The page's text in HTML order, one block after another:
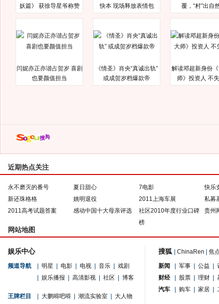
妖篇》 获徐导星爷称赞
快本 现场释放表情包
覆，“村”出自
闫妮亦正亦谐占贺岁 喜剧
也要颜值担当
《情圣》肖央“真诚出轨”
或成贺岁档爆款帝
解读邓超新身份
师》投资人 不
近期热点关注
永不磨灭的番号 夏日甜心 7电影
快乐
新还珠格格
姚明退役 2011上海车展
私募
2011高考试题答案
感动中国十大母亲评选
社区2010年度行业口碑
榜
贵州
网站地图
娱乐中心
频道导航 明星 电影 电视 音乐
戏剧
娱乐播报 高清影视 社区 博客
王牌栏目 大鹏嘚吧嘚 潮流实验室
大人物
搜狐 ChinaRen 焦
新闻 军事 公益
财经
股票 理财
汽车
购车 家居